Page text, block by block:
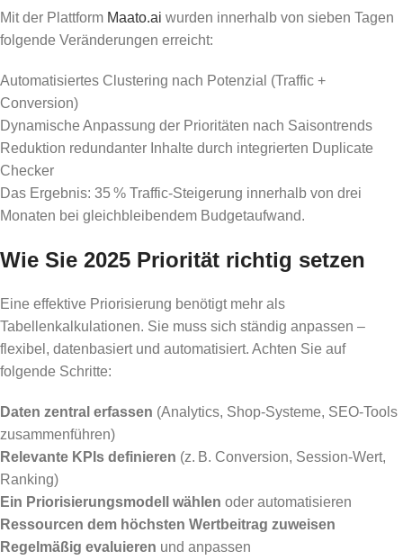
Mit der Plattform Maato.ai wurden innerhalb von sieben Tagen
folgende Veränderungen erreicht:
Automatisiertes Clustering nach Potenzial (Traffic +
Conversion)
Dynamische Anpassung der Prioritäten nach Saisontrends
Reduktion redundanter Inhalte durch integrierten Duplicate
Checker
Das Ergebnis: 35 % Traffic-Steigerung innerhalb von drei
Monaten bei gleichbleibendem Budgetaufwand.
Wie Sie 2025 Priorität richtig setzen
Eine effektive Priorisierung benötigt mehr als
Tabellenkalkulationen. Sie muss sich ständig anpassen –
flexibel, datenbasiert und automatisiert. Achten Sie auf
folgende Schritte:
Daten zentral erfassen (Analytics, Shop-Systeme, SEO-Tools
zusammenführen)
Relevante KPIs definieren (z. B. Conversion, Session-Wert,
Ranking)
Ein Priorisierungsmodell wählen oder automatisieren
Ressourcen dem höchsten Wertbeitrag zuweisen
Regelmäßig evaluieren und anpassen